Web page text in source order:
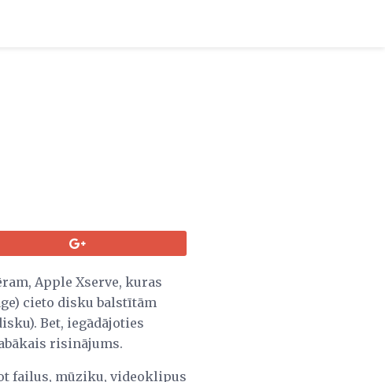
Apple Xserve, kuras
cieto disku balstītām
Bet, iegādājoties
risinājums.
failus, mūziku, videoklipus